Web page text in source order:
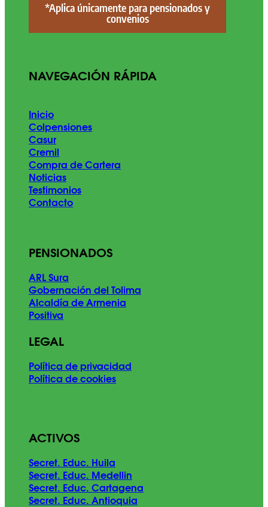
*Aplica únicamente para pensionados y
convenios
NAVEGACIÓN RÁPIDA
Inicio
Colpensiones
Casur
Cremil
Compra de Cartera
Noticias
Testimonios
Contacto
PENSIONADOS
ARL Sura
Gobernación del Tolima
Alcaldía de Armenia
Positiva
LEGAL
Política de privacidad
Política de cookies
ACTIVOS
Secret. Educ. Huila
Secret. Educ. Medellin
Secret. Educ. Cartagena
Secret. Educ. Antioquia